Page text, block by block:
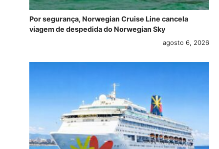
Por segurança, Norwegian Cruise Line cancela
viagem de despedida do Norwegian Sky
agosto 6, 2026